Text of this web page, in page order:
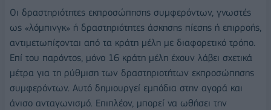
Οι δραστηριότητες εκπροσώπησης συμφερόντων, γνωστές
ως «λόμπινγκ» ή δραστηριότητες άσκησης πίεσης ή επιρροής,
αντιμετωπίζονται από τα κράτη μέλη με διαφορετικό τρόπο.
Επί του παρόντος, μόνο 16 κράτη μέλη έχουν λάβει σχετικά
μέτρα για τη ρύθμιση των δραστηριοτήτων εκπροσώπησης
συμφερόντων. Αυτό δημιουργεί εμπόδια στην αγορά και
άνισο ανταγωνισμό. Επιπλέον, μπορεί να ωθήσει την